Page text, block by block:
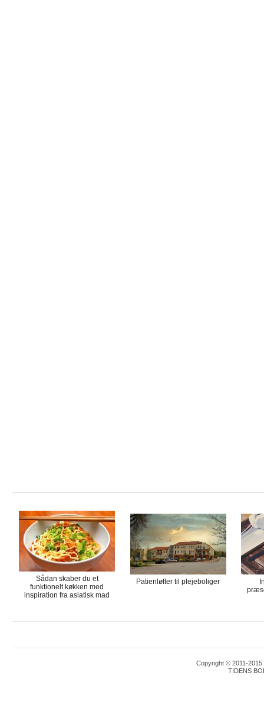
Sådan skaber du et
funktionelt køkken med
inspiration fra asiatisk mad
Patienløfter til plejeboliger
Copyright © 2011-2015
TIDENS